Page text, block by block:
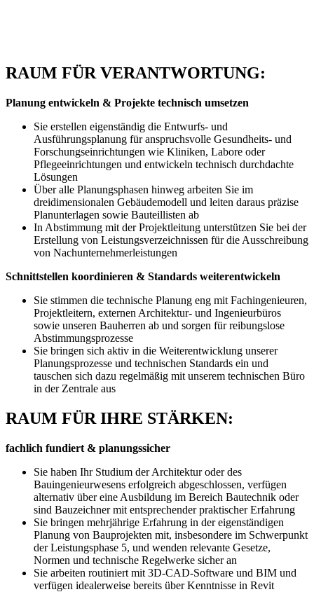
RAUM FÜR VERANTWORTUNG:
Planung entwickeln & Projekte technisch umsetzen
Sie erstellen eigenständig die Entwurfs- und
Ausführungsplanung für anspruchsvolle Gesundheits- und
Forschungseinrichtungen wie Kliniken, Labore oder
Pflegeeinrichtungen und entwickeln technisch durchdachte
Lösungen
Über alle Planungsphasen hinweg arbeiten Sie im
dreidimensionalen Gebäudemodell und leiten daraus präzise
Planunterlagen sowie Bauteillisten ab
In Abstimmung mit der Projektleitung unterstützen Sie bei der
Erstellung von Leistungsverzeichnissen für die Ausschreibung
von Nachunternehmerleistungen
Schnittstellen koordinieren & Standards weiterentwickeln
Sie stimmen die technische Planung eng mit Fachingenieuren,
Projektleitern, externen Architektur- und Ingenieurbüros
sowie unseren Bauherren ab und sorgen für reibungslose
Abstimmungsprozesse
Sie bringen sich aktiv in die Weiterentwicklung unserer
Planungsprozesse und technischen Standards ein und
tauschen sich dazu regelmäßig mit unserem technischen Büro
in der Zentrale aus
RAUM FÜR IHRE STÄRKEN:
fachlich fundiert & planungssicher
Sie haben Ihr Studium der Architektur oder des
Bauingenieurwesens erfolgreich abgeschlossen, verfügen
alternativ über eine Ausbildung im Bereich Bautechnik oder
sind Bauzeichner mit entsprechender praktischer Erfahrung
Sie bringen mehrjährige Erfahrung in der eigenständigen
Planung von Bauprojekten mit, insbesondere im Schwerpunkt
der Leistungsphase 5, und wenden relevante Gesetze,
Normen und technische Regelwerke sicher an
Sie arbeiten routiniert mit 3D-CAD-Software und BIM und
verfügen idealerweise bereits über Kenntnisse in Revit